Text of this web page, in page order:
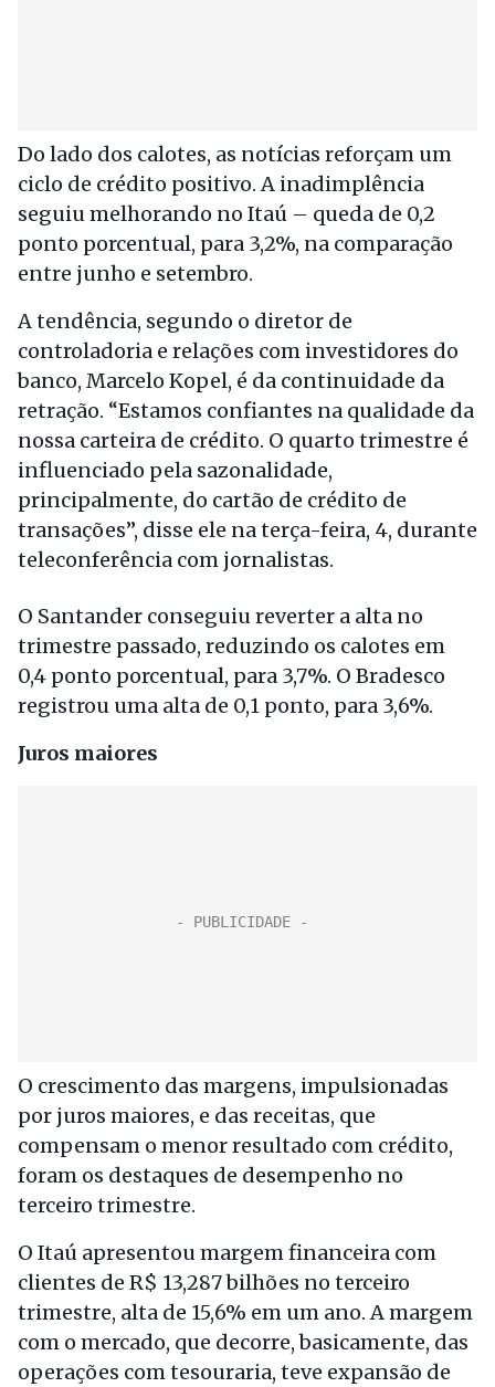
Do lado dos calotes, as notícias reforçam um
ciclo de crédito positivo. A inadimplência
seguiu melhorando no Itaú – queda de 0,2
ponto porcentual, para 3,2%, na comparação
entre junho e setembro.
A tendência, segundo o diretor de
controladoria e relações com investidores do
banco, Marcelo Kopel, é da continuidade da
retração. “Estamos confiantes na qualidade da
nossa carteira de crédito. O quarto trimestre é
influenciado pela sazonalidade,
principalmente, do cartão de crédito de
transações”, disse ele na terça-feira, 4, durante
teleconferência com jornalistas.
O Santander conseguiu reverter a alta no
trimestre passado, reduzindo os calotes em
0,4 ponto porcentual, para 3,7%. O Bradesco
registrou uma alta de 0,1 ponto, para 3,6%.
Juros maiores
O crescimento das margens, impulsionadas
por juros maiores, e das receitas, que
compensam o menor resultado com crédito,
foram os destaques de desempenho no
terceiro trimestre.
O Itaú apresentou margem financeira com
clientes de R$ 13,287 bilhões no terceiro
trimestre, alta de 15,6% em um ano. A margem
com o mercado, que decorre, basicamente, das
operações com tesouraria, teve expansão de